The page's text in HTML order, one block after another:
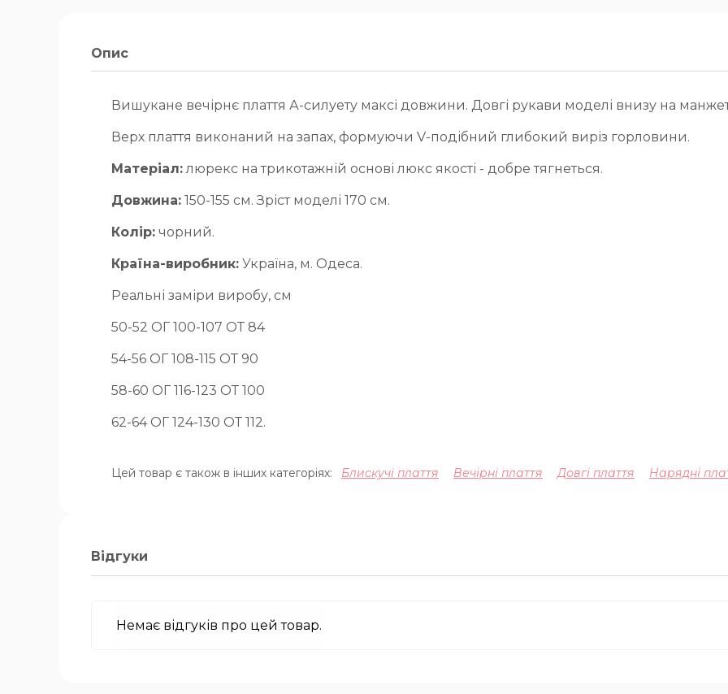
Опис
Вишукане вечірнє плаття А-силуету максі довжини. Довгі рукави моделі внизу на
Верх плаття виконаний на запах, формуючи V-подібний глибокий виріз горловини.
Матеріал:люрекс на трикотажній основі люкс якості - добре тягнеться.
Довжина: 150-155 см. Зріст моделі 170 см.
Колір: чорний.
Країна-виробник: Україна, м. Одеса.
Реальні заміри виробу, см
50-52 ОГ 100-107 ОТ 84
54-56 ОГ 108-115 ОТ 90
58-60 ОГ 116-123 ОТ 100
62-64 ОГ 124-130 ОТ 112.
Цей товар є також в інших категоріях: Блискучі плаття Вечірні плаття Довгі плаття Нарядні
Відгуки
Немає відгуків про цей товар.